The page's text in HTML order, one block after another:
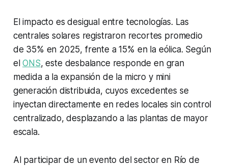
El impacto es desigual entre tecnologías. Las
centrales solares registraron recortes promedio
de 35% en 2025, frente a 15% en la eólica. Según
elONS, este desbalance responde en gran
medida a la expansión de la micro y mini
generación distribuida, cuyos excedentes se
inyectan directamente en redes locales sin control
centralizado, desplazando a las plantas de mayor
escala.
Al participar de un evento del sector en Río de